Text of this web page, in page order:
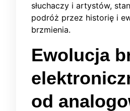
słuchaczy i artystów,
podróż przez historię i
brzmienia.
Ewolucja
od